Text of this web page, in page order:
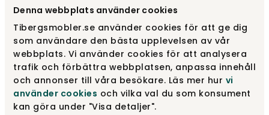
Denna webbplats använder cookies
Tibergsmobler.se använder cookies för att ge dig
som användare den bästa upplevelsen av vår
webbplats. Vi använder cookies för att analysera
trafik och förbättra webbplatsen, anpassa innehåll
och annonser till våra besökare. Läs mer hur vi
använder cookies och vilka val du som konsument
kan göra under "Visa detaljer".
Prio Skab Lav | Trælåger |
Lys Matlakeret Birk
Prio Skab Lav | Trælåger |
Lys Matlakeret Eg